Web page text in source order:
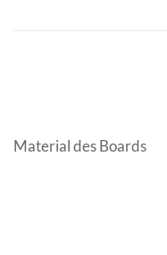
Material des Boards